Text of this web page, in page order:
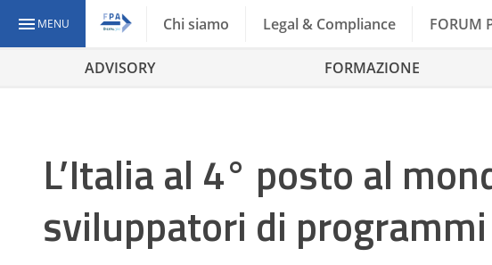
MENU Chi siamo Legal & Compliance FORUM
ADVISORY FORMAZIONE
L’Italia al 4° posto al
sviluppatori di